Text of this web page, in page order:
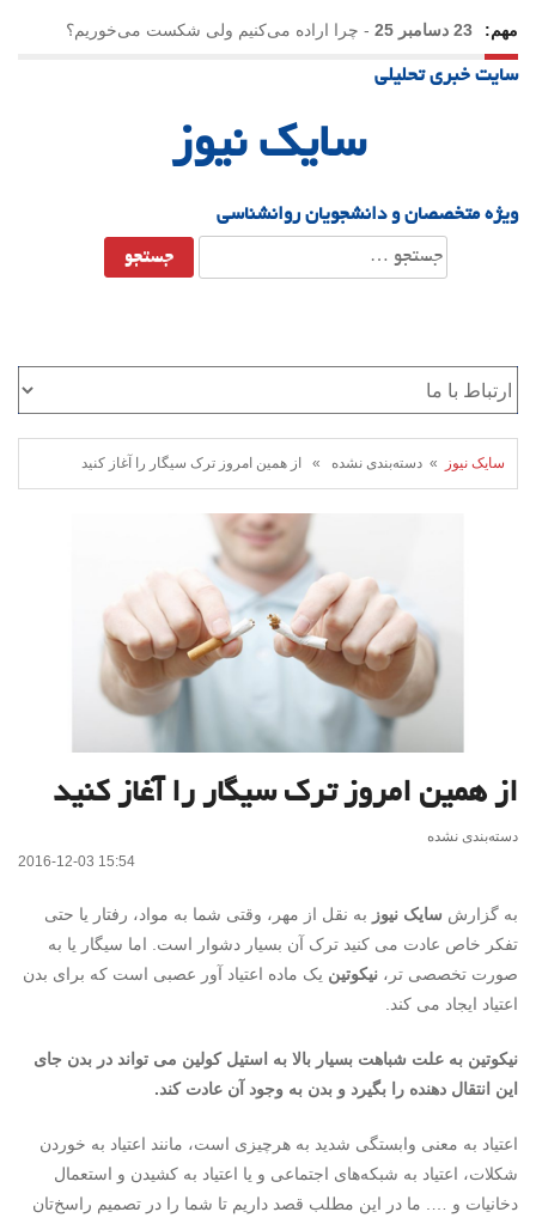
مهم: 23 دسامبر 25 - چرا اراده می‌کنیم ولی شکست می‌خوریم؟
21 دسامبر 25
سایت خبری تحلیلی
سایک نیوز
ویژه متخصصان و دانشجویان روانشناسی
جستجو
برای:
سایک نیوز » دسته‌بندی نشده » از همین امروز ترک سیگار را آغاز کنید
از همین امروز ترک سیگار را آغاز کنید
دسته‌بندی نشده
2016-12-03 15:54
به گزارش سایک نیوز به نقل از مهر، وقتی شما به مواد، رفتار یا حتی
تفکر خاص عادت می کنید ترک آن بسیار دشوار است. اما سیگار یا به
صورت تخصصی تر، نیکوتین یک ماده اعتیاد آور عصبی است که برای بدن
اعتیاد ایجاد می کند.
نیکوتین به علت شباهت بسیار بالا به استیل کولین می تواند در بدن جای
این انتقال دهنده را بگیرد و بدن به وجود آن عادت کند.
اعتیاد به معنی وابستگی شدید به هرچیزی است، مانند اعتیاد به خوردن
شکلات، اعتیاد به شبکه‌های اجتماعی و یا اعتیاد به کشیدن و استعمال
دخانیات و …. ما در این مطلب قصد داریم تا شما را در تصمیم راسخ‌تان